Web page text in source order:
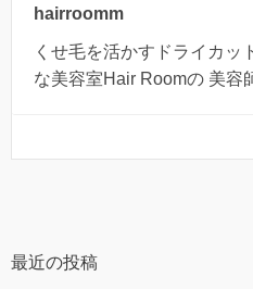
hairroomm
くせ毛を活かすドライカッ
な美容室Hair Roomの 美
最近の投稿